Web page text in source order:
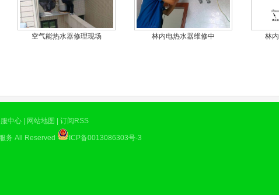
空气能热水器修理现场 林内电热水器维修中 林
中心 网站地图 订阅RSS
务 All Reserved
ICP备0013086303号-3